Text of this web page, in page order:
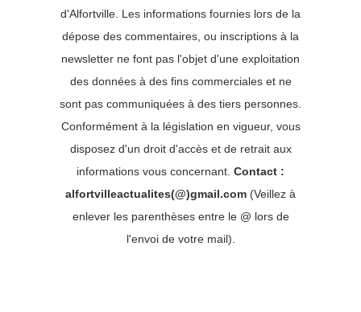
d'Alfortville. Les informations fournies lors de la
dépose des commentaires, ou inscriptions à la
newsletter ne font pas l'objet d'une exploitation
des données à des fins commerciales et ne
sont pas communiquées à des tiers personnes.
Conformément à la législation en vigueur, vous
disposez d'un droit d'accès et de retrait aux
informations vous concernant. Contact :
alfortvilleactualites(@)gmail.com (Veillez à
enlever les parenthèses entre le @ lors de
l'envoi de votre mail).